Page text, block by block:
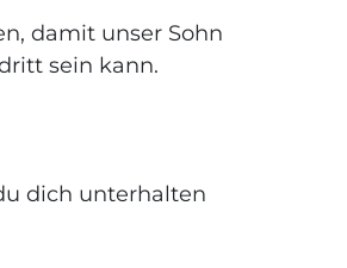
damit unser Sohn
sein kann.
dich unterhalten